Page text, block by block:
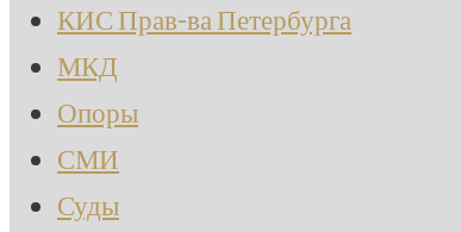
КИС Прав-ва Петербурга
МКД
Опоры
СМИ
Суды